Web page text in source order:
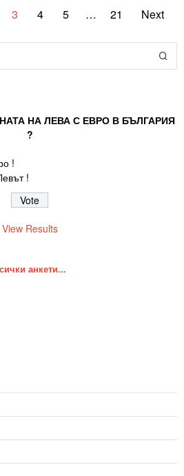
3 4 5 … 21 Next
НА ЛЕВА С ЕВРО В БЪЛГАРИЯ
?
!
!
View Results
анкети...